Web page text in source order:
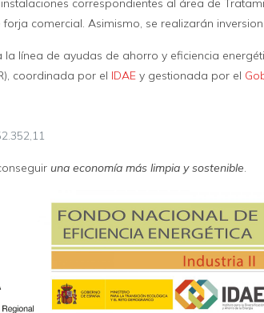
correspondientes al área de
comercial. Asimismo, se realizarán
línea de ayudas de ahorro y eficiencia
coordinada por el IDAEy gestionada por el
una economía más limpia y sostenible.